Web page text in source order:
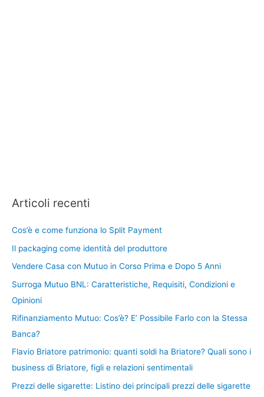
Articoli recenti
Cos’è e come funziona lo Split Payment
Il packaging come identità del produttore
Vendere Casa con Mutuo in Corso Prima e Dopo 5 Anni
Surroga Mutuo BNL: Caratteristiche, Requisiti, Condizioni e
Opinioni
Rifinanziamento Mutuo: Cos’è? E’ Possibile Farlo con la Stessa
Banca?
Flavio Briatore patrimonio: quanti soldi ha Briatore? Quali sono i
business di Briatore, figli e relazioni sentimentali
Prezzi delle sigarette: Listino dei principali prezzi delle sigarette